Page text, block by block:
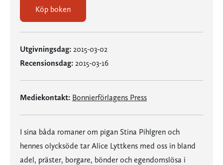
Köp boken
Utgivningsdag: 2015-03-02
Recensionsdag: 2015-03-16
Mediekontakt: Bonnierförlagens Press
I sina båda romaner om pigan Stina Pihlgren och
hennes olycksöde tar Alice Lyttkens med oss in bland
adel, präster, borgare, bönder och egendomslösa i